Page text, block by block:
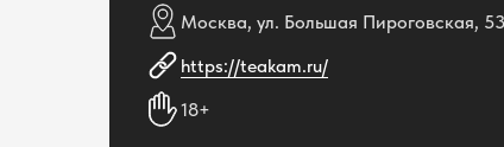
Москва, ул. Большая Пироговская, 53
https://teakam.ru/
18+